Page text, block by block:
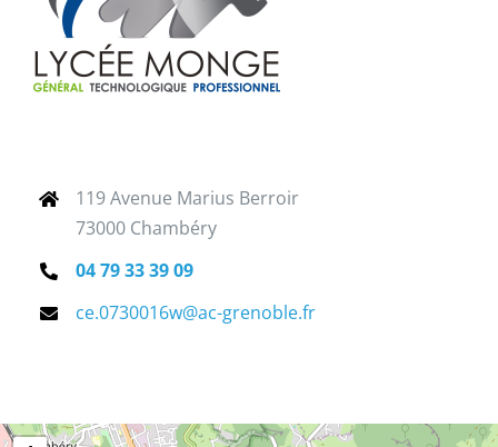
ECOLE / ENTREPRISE
VIE PRATIQUE
119 Avenue Marius Berroir
73000 Chambéry
04 79 33 39 09
ce.0730016w@ac-grenoble.fr